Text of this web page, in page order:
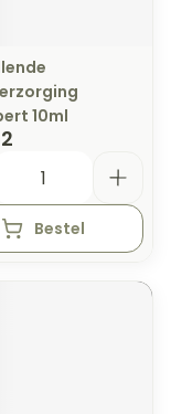
10ml
Bestel